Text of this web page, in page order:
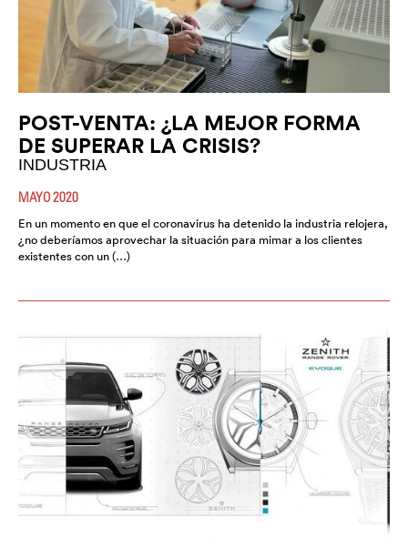
POST-VENTA: ¿LA MEJOR FORMA
DE SUPERAR LA CRISIS?
INDUSTRIA
MAYO 2020
En un momento en que el coronavirus ha detenido la industria relojera,
¿no deberíamos aprovechar la situación para mimar a los clientes
existentes con un (…)